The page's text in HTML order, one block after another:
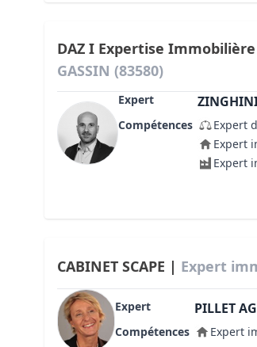
DAZ I Expertise
GASSIN (83580)
Expert
Compétences
Expert
Expert
Expert
CABINET SCAPE | Expert
Expert PILLET
Compétences Expert